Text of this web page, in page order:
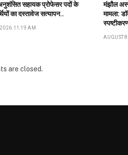
सहायक प्रोफेसर पदों के
का दस्तावेज सत्यापन..
11:19 AM
मंझौल
मामला:
AUGUST
are closed.